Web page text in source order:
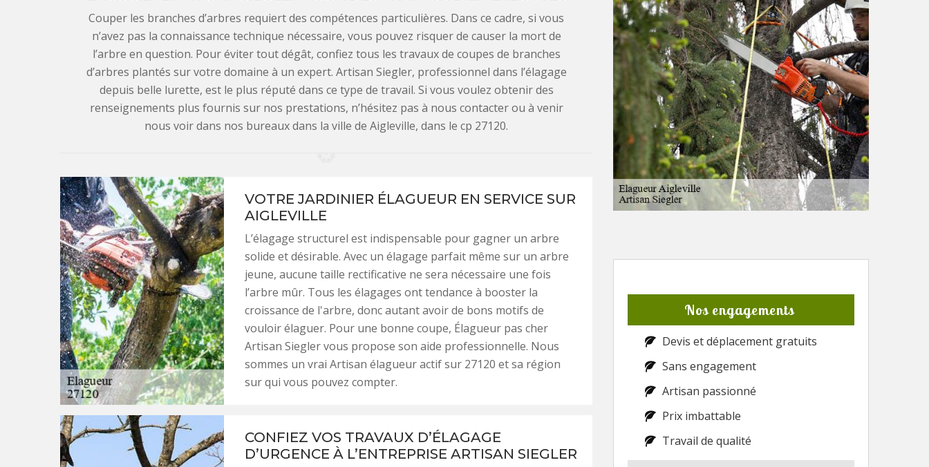
Couper les branches d’arbres requiert des compétences particulières. Dans ce cadre, si vous
n’avez pas la connaissance technique nécessaire, vous pouvez risquer de causer la mort de
l’arbre en question. Pour éviter tout dégât, confiez tous les travaux de coupes de branches
d’arbres plantés sur votre domaine à un expert. Artisan Siegler, professionnel dans l’élagage
depuis belle lurette, est le plus réputé dans ce type de travail. Si vous voulez obtenir des
renseignements plus fournis sur nos prestations, n’hésitez pas à nous contacter ou à venir
nous voir dans nos bureaux dans la ville de Aigleville, dans le cp 27120.
VOTRE JARDINIER ÉLAGUEUR EN SERVICE SUR
AIGLEVILLE
L’élagage structurel est indispensable pour gagner un arbre
solide et désirable. Avec un élagage parfait même sur un arbre
jeune, aucune taille rectificative ne sera nécessaire une fois
l’arbre mûr. Tous les élagages ont tendance à booster la
croissance de l'arbre, donc autant avoir de bons motifs de
vouloir élaguer. Pour une bonne coupe, Élagueur pas cher
Artisan Siegler vous propose son aide professionnelle. Nous
sommes un vrai Artisan élagueur actif sur 27120 et sa région
sur qui vous pouvez compter.
CONFIEZ VOS TRAVAUX D’ÉLAGAGE
D’URGENCE À L’ENTREPRISE ARTISAN SIEGLER
Nos engagements
Devis et déplacement gratuits
Sans engagement
Artisan passionné
Prix imbattable
Travail de qualité